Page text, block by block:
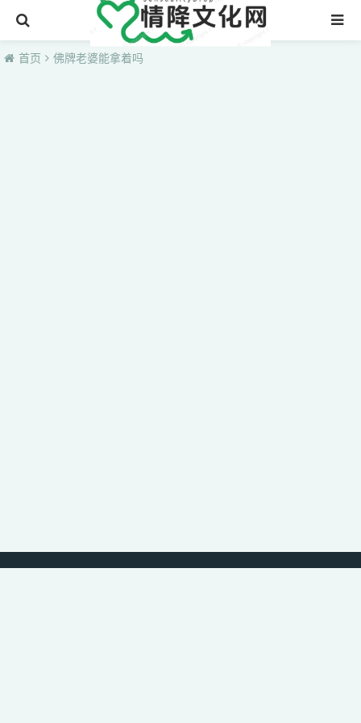
首页
首页 佛牌老婆能拿着吗